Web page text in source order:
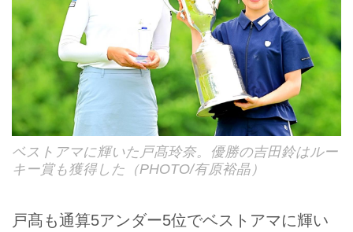
ベストアマに輝いた戸髙玲奈。優勝の吉田鈴はルー
キー賞も獲得した（PHOTO/有原裕晶）
戸髙も通算5アンダー5位でベストアマに輝い